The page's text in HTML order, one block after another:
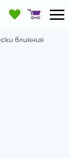
влияния